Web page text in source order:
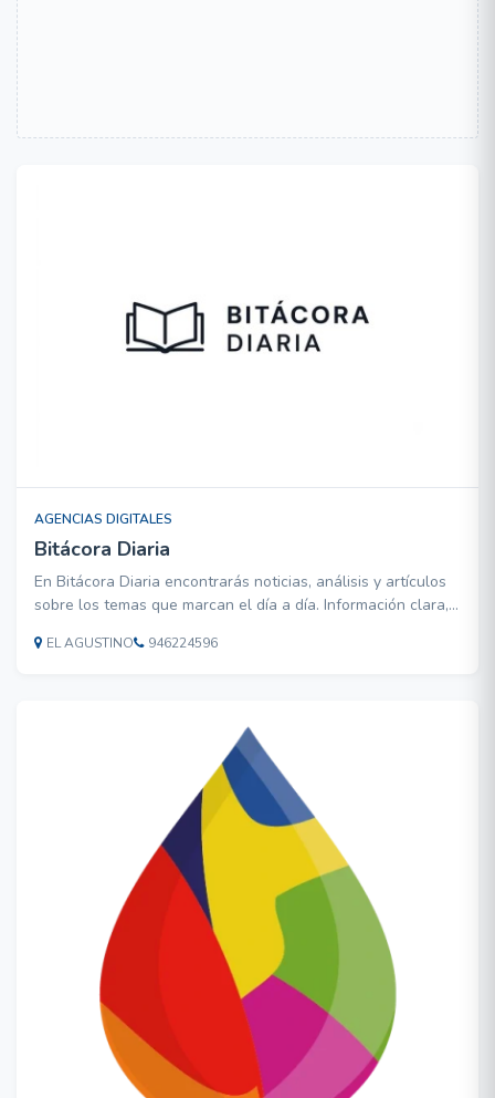
AGENCIAS DIGITALES
Bitácora Diaria
En Bitácora Diaria encontrarás noticias, análisis y artículos
sobre los temas que marcan el día a día. Información clara,
EL AGUSTINO 946224596